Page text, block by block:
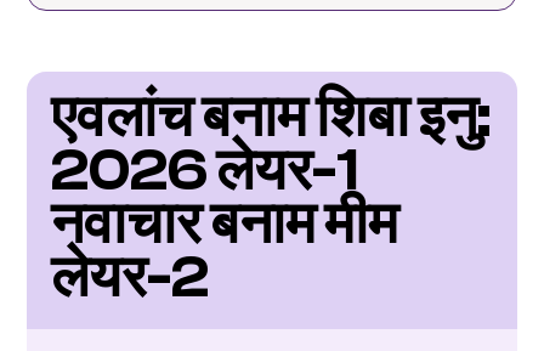
एवलांच बनाम शिबा इनु:
2026 लेयर-1
नवाचार बनाम मीम
लेयर-2